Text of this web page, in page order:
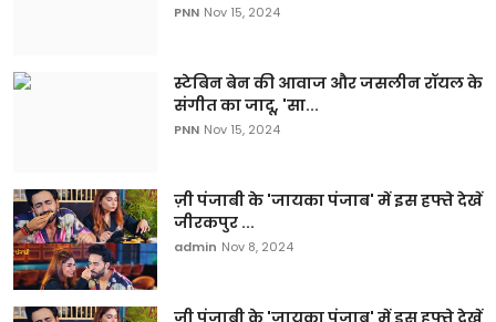
PNN Nov 15, 2024
स्टेबिन बेन की आवाज और जसलीन रॉयल के
संगीत का जादू, 'सा...
PNN Nov 15, 2024
ज़ी पंजाबी के 'जायका पंजाब' में इस हफ्ते देखें
जीरकपुर ...
admin Nov 8, 2024
ज़ी पंजाबी के 'जायका पंजाब' में इस हफ्ते देखें